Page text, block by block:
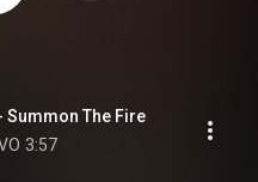
Summon The Fire
3:57